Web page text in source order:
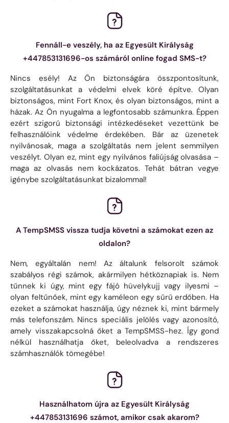
Fennáll-e veszély, ha az Egyesült Királyság
+447853131696-os számáról online fogad SMS-t?
Nincs esély! Az Ön biztonságára összpontosítunk,
szolgáltatásunkat a védelmi elvek köré építve. Olyan
biztonságos, mint Fort Knox, és olyan biztonságos, mint a
házak. Az Ön nyugalma a legfontosabb számunkra. Éppen
ezért szigorú biztonsági intézkedéseket vezettünk be
felhasználóink ​​védelme érdekében. Bár az üzenetek
nyilvánosak, maga a szolgáltatás nem jelent semmilyen
veszélyt. Olyan ez, mint egy nyilvános faliújság olvasása –
maga az olvasás nem kockázatos. Tehát bátran vegye
igénybe szolgáltatásunkat bizalommal!
A TempSMSS vissza tudja követni a számokat ezen az
oldalon?
Nem, egyáltalán nem! Az általunk felsorolt ​​számok
szabályos régi számok, akármilyen hétköznapiak is. Nem
tűnnek ki úgy, mint egy fájó hüvelykujj vagy ilyesmi –
olyan feltűnőek, mint egy kaméleon egy sűrű erdőben. Ha
ezeket a számokat használja, úgy néznek ki, mint bármely
más telefonszám. Nincs speciális jelölés vagy azonosító,
amely visszakapcsolná őket a TempSMSS-hez. Így gond
nélkül használhatja őket, beleolvadva a rendszeres
számhasználók tömegébe!
Használhatom újra az Egyesült Királyság
+447853131696 számot, amikor csak akarom?